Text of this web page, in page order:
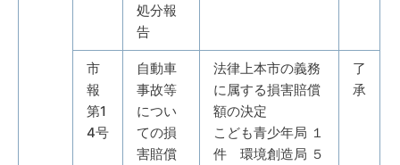
処分報
告
市
報
第1
4号
自動車
事故等
につい
ての損
害賠償
法律上本市の義務
に属する損害賠償
額の決定
こども青少年局 １
件 環境創造局 ５
了
承